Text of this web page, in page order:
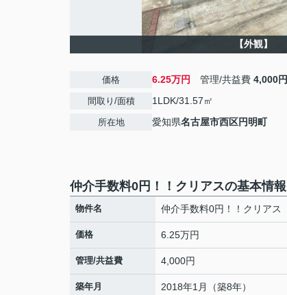
【外観】
価格 6.25万円 管理/共益費 4,000円
間取り/面積 1LDK/31.57㎡
所在地 愛知県名古屋市西区円明町
仲介手数料0円！！クリアスの基本情報
物件名 仲介手数料0円！！クリアス
価格 6.25万円
管理/共益費 4,000円
築年月 2018年1月（築8年）